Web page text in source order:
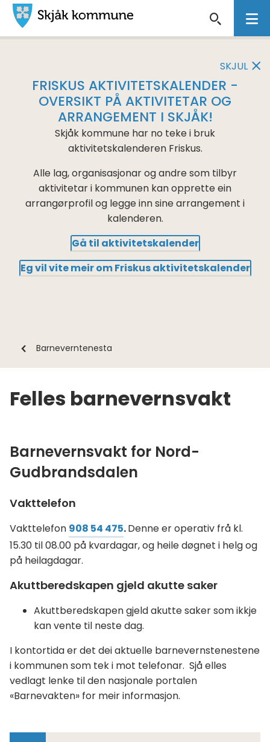
Skjåk
FRISKUS AKTIVITETSKALENDER -
OVERSIKT PÅ AKTIVITETAR OG
ARRANGEMENT I SKJÅK!
Skjåk kommune har no teke i bruk
aktivitetskalenderen Friskus.
Alle lag, organisasjonar og andre som tilbyr
aktivitetar i kommunen kan opprette ein
arrangørprofil og legge inn sine arrangement i
kalenderen.
Gå til aktivitetskalender
Eg vil vite meir om Friskus aktivitetskalender
SKJUL
Du
Barneverntenesta
Felles barnevernsvakt
Barnevernsvakt for Nord-
Gudbrandsdalen
Vakttelefon
Vakttelefon 908 54 475.Denne er operativ frå kl.
15.30 til 08.00 på kvardagar, og heile døgnet i helg og
på heilagdagar.
Akuttberedskapen gjeld akutte saker
Akuttberedskapen gjeld akutte saker som ikkje
kan vente til neste dag.
I kontortida er det dei aktuelle barnevernstenestene
i kommunen som tek i mot telefonar. Sjå elles
vedlagt lenke til den nasjonale portalen
«Barnevakten» for meir informasjon.